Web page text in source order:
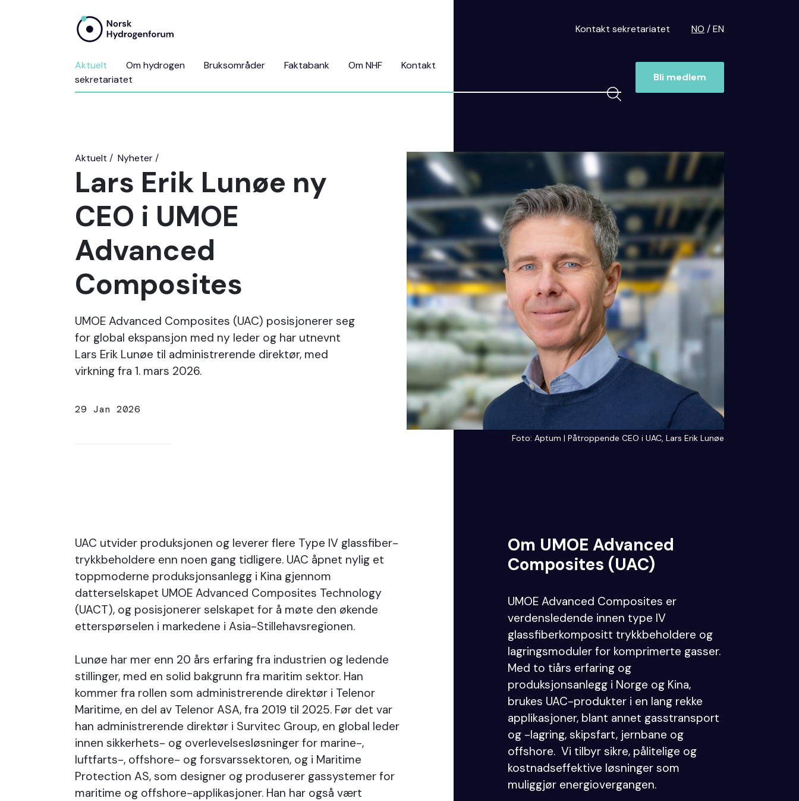
Kontakt sekretariatet NO EN
Aktuelt Om hydrogen Bruksområder Faktabank Om NHF
Kontakt
sekretariatet
Bli medlem
Foto: Aptum | Påtroppende CEO i UAC, Lars Erik Lunøe
Aktuelt Nyheter
Lars Erik Lunøe ny
CEO i UMOE
Advanced
Composites
UMOE Advanced Composites (UAC) posisjonerer seg
for global ekspansjon med ny leder og har utnevnt
Lars Erik Lunøe til administrerende direktør, med
virkning fra 1. mars 2026.
29 Jan 2026
UAC utvider produksjonen og leverer flere Type IV glassfiber-
trykkbeholdere enn noen gang tidligere. UAC åpnet nylig et
toppmoderne produksjonsanlegg i Kina gjennom
datterselskapet UMOE Advanced Composites Technology
(UACT), og posisjonerer selskapet for å møte den økende
etterspørselen i markedene i Asia-Stillehavsregionen.
Lunøe har mer enn 20 års erfaring fra industrien og ledende
stillinger, med en solid bakgrunn fra maritim sektor. Han
kommer fra rollen som administrerende direktør i Telenor
Maritime, en del av Telenor ASA, fra 2019 til 2025. Før det var
han administrerende direktør i Survitec Group, en global leder
innen sikkerhets- og overlevelsesløsninger for marine-,
luftfarts-, offshore- og forsvarssektoren, og i Maritime
Protection AS, som designer og produserer gassystemer for
maritime og offshore-applikasjoner. Han har også vært
Om UMOE Advanced
Composites (UAC)
UMOE Advanced Composites er
verdensledende innen type IV
glassfiberkompositt trykkbeholdere og
lagringsmoduler for komprimerte gasser.
Med to tiårs erfaring og
produksjonsanlegg i Norge og Kina,
brukes UAC-produkter i en lang rekke
applikasjoner, blant annet gasstransport
og -lagring, skipsfart, jernbane og
offshore. Vi tilbyr sikre, pålitelige og
kostnadseffektive løsninger som
muliggjør energiovergangen.